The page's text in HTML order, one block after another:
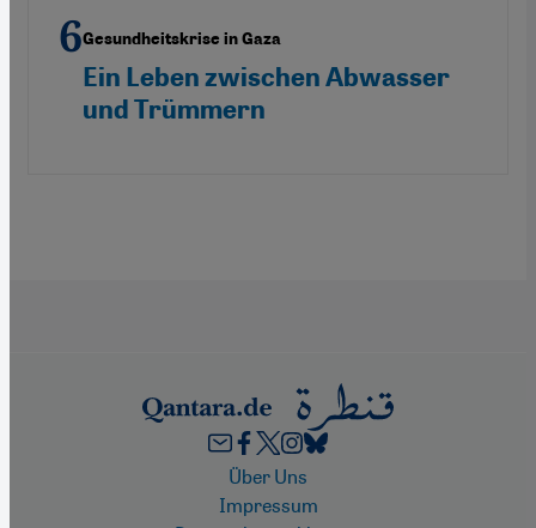
Gesundheitskrise in Gaza
Ein Leben zwischen Abwasser
und Trümmern
FooterÜber Uns
Impressum